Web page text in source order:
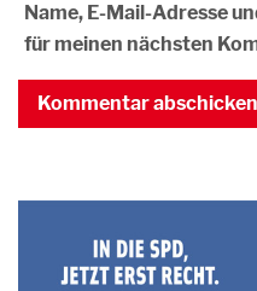
Name, E-Mail-Adresse
für meinen nächsten